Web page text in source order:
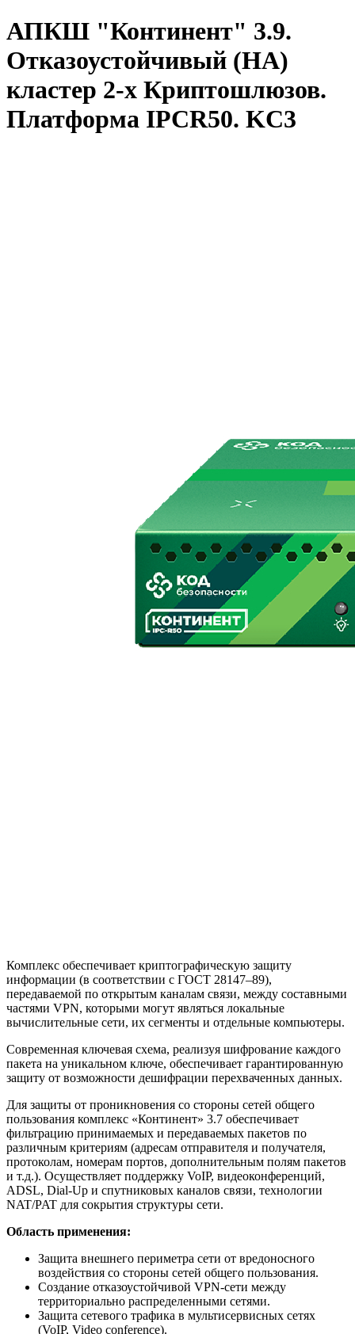
АПКШ "Континент" 3.9.
Отказоустойчивый (HA)
кластер 2-х Криптошлюзов.
Платформа IPCR50. KC3
Комплекс обеспечивает криптографическую защиту
информации (в соответствии с ГОСТ 28147–89),
передаваемой по открытым каналам связи, между составными
частями VPN, которыми могут являться локальные
вычислительные сети, их сегменты и отдельные компьютеры.
Современная ключевая схема, реализуя шифрование каждого
пакета на уникальном ключе, обеспечивает гарантированную
защиту от возможности дешифрации перехваченных данных.
Для защиты от проникновения со стороны сетей общего
пользования комплекс «Континент» 3.7 обеспечивает
фильтрацию принимаемых и передаваемых пакетов по
различным критериям (адресам отправителя и получателя,
протоколам, номерам портов, дополнительным полям пакетов
и т.д.). Осуществляет поддержку VoIP, видеоконференций,
ADSL, Dial-Up и спутниковых каналов связи, технологии
NAT/PAT для сокрытия структуры сети.
Область применения:
Защита внешнего периметра сети от вредоносного
воздействия со стороны сетей общего пользования.
Создание отказоустойчивой VPN-сети между
территориально распределенными сетями.
Защита сетевого трафика в мультисервисных сетях
(VoIP, Video conference).